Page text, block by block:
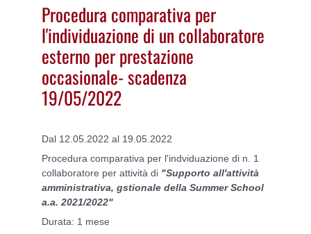
Procedura comparativa per
l'individuazione di un collaboratore
esterno per prestazione
occasionale- scadenza
19/05/2022
Dal 12.05.2022 al 19.05.2022
Procedura comparativa per l'indviduazione di n. 1
collaboratore per attività di "Supporto all'attività
amministrativa, gstionale della Summer School
a.a. 2021/2022"
Durata: 1 mese